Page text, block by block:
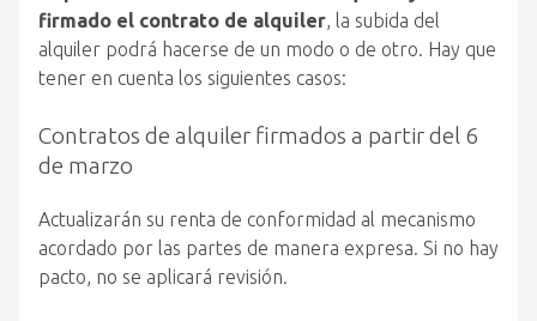
firmado el contrato de alquiler, la subida del
alquiler podrá hacerse de un modo o de otro. Hay que
tener en cuenta los siguientes casos:
Contratos de alquiler firmados a partir del 6
de marzo
Actualizarán su renta de conformidad al mecanismo
acordado por las partes de manera expresa. Si no hay
pacto, no se aplicará revisión.